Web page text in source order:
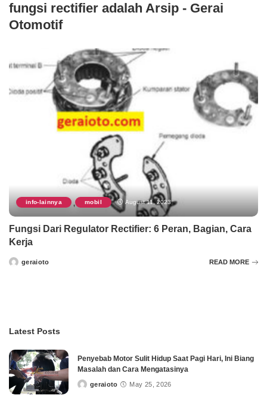
fungsi rectifier adalah Arsip - Gerai
Otomotif
info-lainnya , mobil August 11, 2023
Fungsi Dari Regulator Rectifier: 6 Peran, Bagian, Cara
Kerja
Postedgeraioto READ MORE
Latest Posts
Penyebab Motor Sulit Hidup Saat Pagi Hari, Ini Biang
Masalah dan Cara Mengatasinya
Postedgeraioto May 25, 2026